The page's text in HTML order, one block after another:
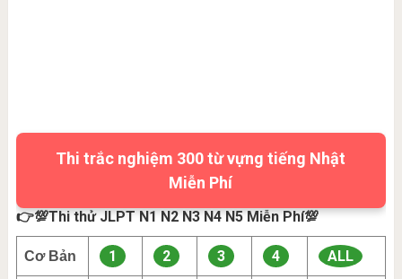
Thi trắc nghiệm 300 từ vựng tiếng Nhật
Miễn Phí
👉💯Thi thử JLPT N1 N2 N3 N4 N5 Miễn Phí💯
Cơ Bản 1 2 3 4 ALL